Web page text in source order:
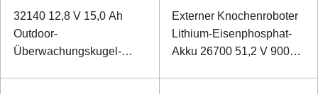
32140 12,8 V 15,0 Ah
Outdoor-
Überwachungskugel-
Externer Knochenroboter
Lithium-Eisenphosphat-
Akku 26700 51,2 V 9000